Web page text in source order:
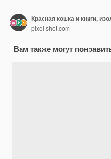
Красная кошка и книги,
pixel-shot.com
Вам также могут